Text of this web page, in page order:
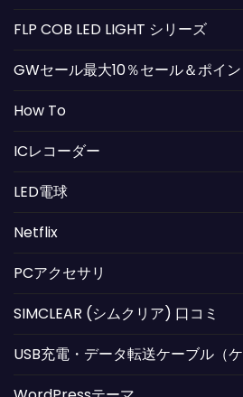
FLP COB LED LIGHT シリーズ
GWセール最大10％セール＆ポイン
How To
ICレコーダー
LED電球
Netflix
PCアクセサリ
SIMCLEAR (シムクリア) 口コミ
USB充電・データ転送ケーブル（ケ